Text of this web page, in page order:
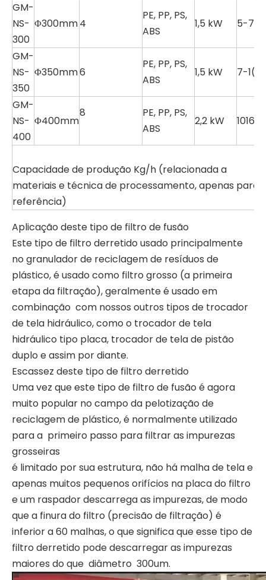
Fornecimento de fábrica na China Filtro de fusão de filtração de pelotização pp para linha de granulação de filme peletizador Máquina de filtro peletizadora
Filtro peletizador sem malha de tela Filtro peletizador sem malha de tela
GM-
NS-
300
Φ300mm4
PE, PP, PS,
ABS
1,5 kW 5-
GM-
NS-
350
Φ350mm6
PE, PP, PS,
ABS
1,5 kW 7-1(t)
GM-
NS-
400
Φ400mm
8
PE, PP, PS,
ABS
2,2 kW
Capacidade de produção Kg/h (relacionada a
materiais e técnica de processamento, apenas para
referência)
Aplicação deste tipo de filtro de fusão
Este tipo de filtro derretido usado principalmente
no granulador de reciclagem de resíduos de
plástico, é usado como filtro grosso (a primeira
etapa da filtração), geralmente é usado em
combinação com nossos outros tipos de trocador
de tela hidráulico, como o trocador de tela
hidráulico tipo placa, trocador de tela de pistão
duplo e assim por diante.
Escassez deste tipo de filtro derretido
Uma vez que este tipo de filtro de fusão é agora
muito popular no campo da pelotização de
reciclagem de plástico, é normalmente utilizado
para a primeiro passo para filtrar as impurezas
grosseiras
é limitado por sua estrutura, não há malha de tela e
apenas muitos pequenos orifícios na placa do filtro
e um raspador descarrega as impurezas, de modo
que a finura do filtro (precisão de filtração) é
inferior a 60 malhas, o que significa que esse tipo de
filtro derretido pode descarregar as impurezas
maiores do que diâmetro 300um.